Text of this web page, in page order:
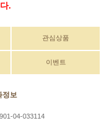
.
관심상품
이벤트
정보
04-033114